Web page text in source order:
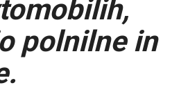
polnilne in